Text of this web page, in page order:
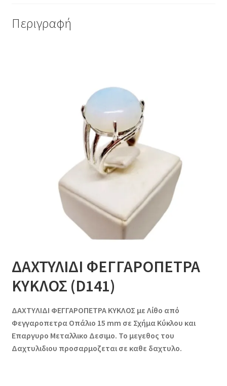
Περιγραφή
ΔΑΧΤΥΛΙΔΙ ΦΕΓΓΑΡΟΠΕΤΡΑ
ΚΥΚΛΟΣ (D141)
ΔΑΧΤΥΛΙΔΙ ΦΕΓΓΑΡΟΠΕΤΡΑ ΚΥΚΛΟΣ με Λίθο από
Φεγγαροπετρα Οπάλιο 15 mm σε Σχήμα Κύκλου και
Επαργυρο Μεταλλικο Δεσιμο. Το μεγεθος του
Δαχτυλιδιου προσαρμοζεται σε καθε δαχτυλο.